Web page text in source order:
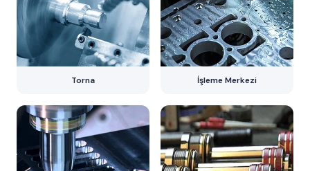
Torna İşleme Merkezi